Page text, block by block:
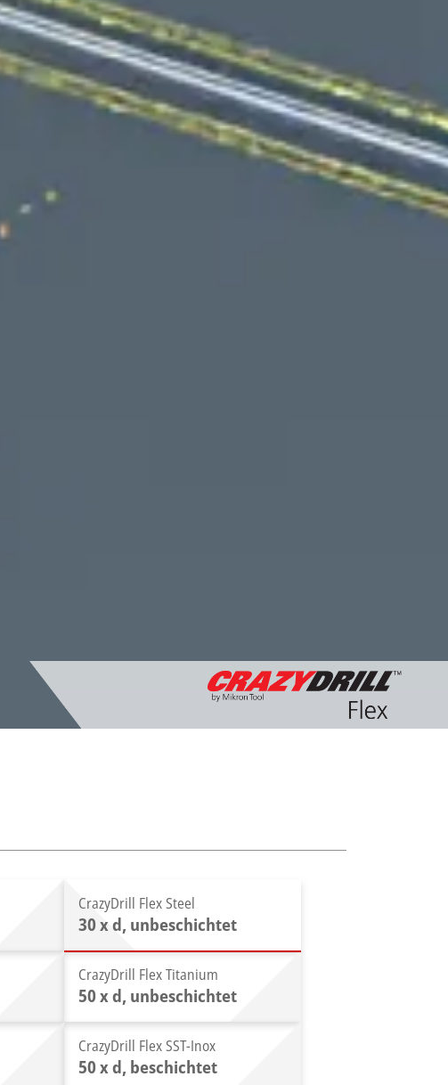
CrazyDrill Flex Steel
30 x d, unbeschichtet
CrazyDrill Flex Titanium
50 x d, unbeschichtet
CrazyDrill Flex SST-Inox
50 x d, beschichtet